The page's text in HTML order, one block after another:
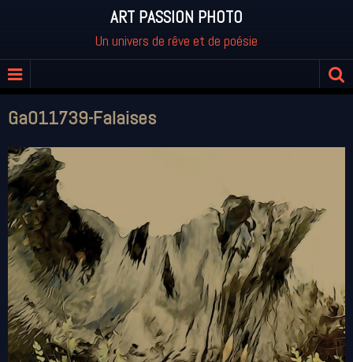
ART PASSION PHOTO
Un univers de rêve et de poésie
Ga011739-Falaises